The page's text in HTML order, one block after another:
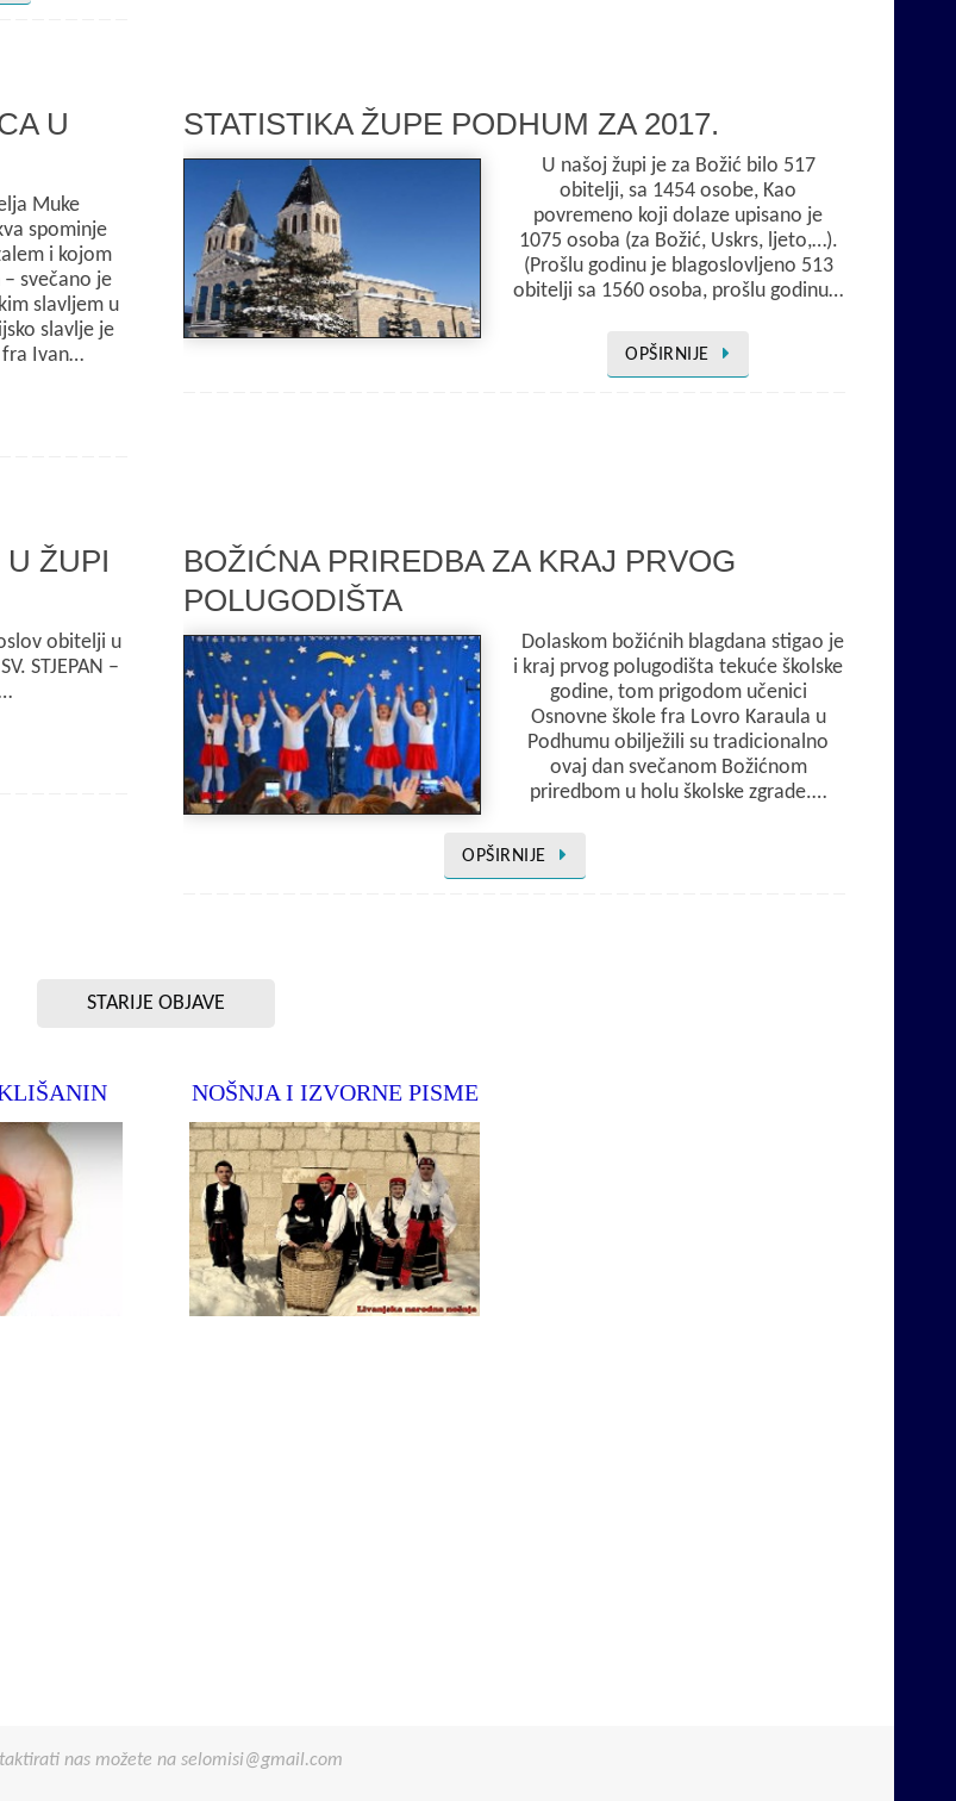
U
Muke
spominje
i kojom
svečano je
slavljem u
slavlje je
fra Ivan…
STATISTIKA ŽUPE PODHUM ZA 2017.
U našoj župi je za Božić bilo 517
obitelji, sa 1454 osobe, Kao
povremeno koji dolaze upisano je
1075 osoba (za Božić, Uskrs, ljeto,…).
(Prošlu godinu je blagoslovljeno 513
obitelji sa 1560 osoba, prošlu godinu…
OPŠIRNIJE
ŽUPI
obitelji u
STJEPAN –
BOŽIĆNA PRIREDBA ZA KRAJ PRVOG
POLUGODIŠTA
Dolaskom božićnih blagdana stigao je
i kraj prvog polugodišta tekuće školske
godine, tom prigodom učenici
Osnovne škole fra Lovro Karaula u
Podhumu obilježili su tradicionalno
ovaj dan svečanom Božićnom
priredbom u holu školske zgrade.…
OPŠIRNIJE
STARIJE OBJAVE
Pogledjte video o terapiji hodanja
našega Joze Klišanina
NOŠNJA I IZVORNE PISME
nas možete na selomisi@gmail.com